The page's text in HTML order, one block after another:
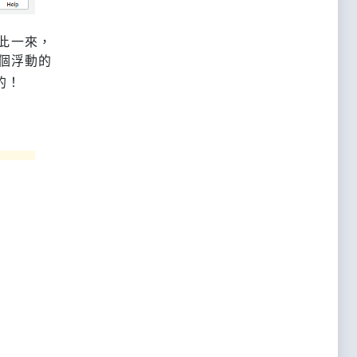
一來，
浮動的